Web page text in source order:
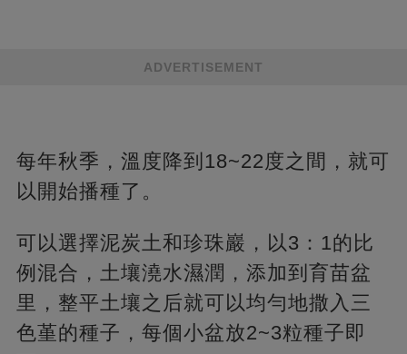
ADVERTISEMENT
每年秋季，溫度降到18~22度之間，就可
以開始播種了。
可以選擇泥炭土和珍珠巖，以3：1的比
例混合，土壤澆水濕潤，添加到育苗盆
里，整平土壤之后就可以均勻地撒入三
色堇的種子，每個小盆放2~3粒種子即